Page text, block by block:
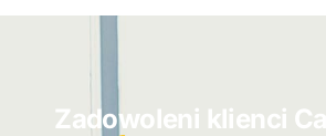
Zadowoleni klienci